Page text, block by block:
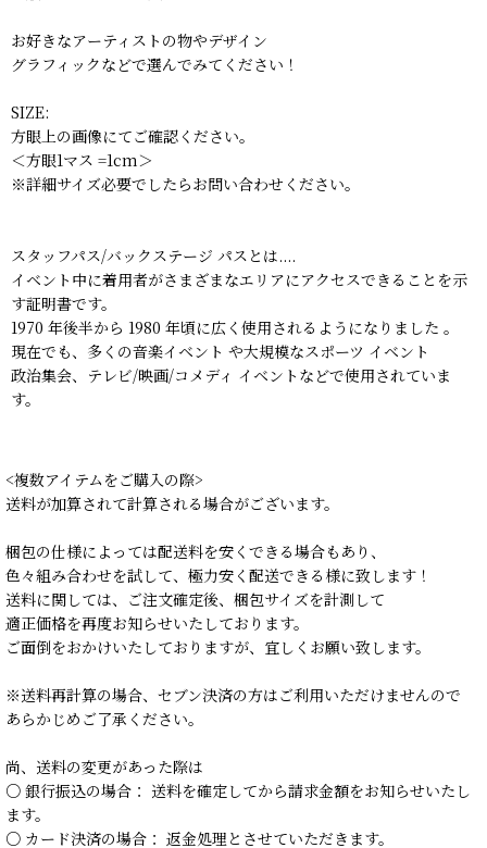
お好きなアーティストの物やデザイン
グラフィックなどで選んでみてください！
SIZE:
方眼上の画像にてご確認ください。
＜方眼1マス =1cm＞
※詳細サイズ必要でしたらお問い合わせください。
スタッフパス/バックステージ パスとは....
イベント中に着用者がさまざまなエリアにアクセスできることを示
す証明書です。
1970 年後半から 1980 年頃に広く使用されるようになりました 。
現在でも、多くの音楽イベント や大規模なスポーツ イベント
政治集会、テレビ/映画/コメディ イベントなどで使用されていま
す。
<複数アイテムをご購入の際>
送料が加算されて計算される場合がございます。
梱包の仕様によっては配送料を安くできる場合もあり、
色々組み合わせを試して、極力安く配送できる様に致します！
送料に関しては、ご注文確定後、梱包サイズを計測して
適正価格を再度お知らせいたしております。
ご面倒をおかけいたしておりますが、宜しくお願い致します。
※送料再計算の場合、セブン決済の方はご利用いただけませんので
あらかじめご了承ください。
尚、送料の変更があった際は
○ 銀行振込の場合： 送料を確定してから請求金額をお知らせいたし
ます。
○ カード決済の場合： 返金処理とさせていただきます。